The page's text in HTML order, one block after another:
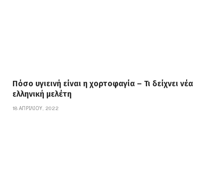
Πόσο υγιεινή είναι η χορτοφαγία – Τι δείχνει νέα
ελληνική μελέτη
18 ΑΠΡΙΛΊΟΥ, 2022